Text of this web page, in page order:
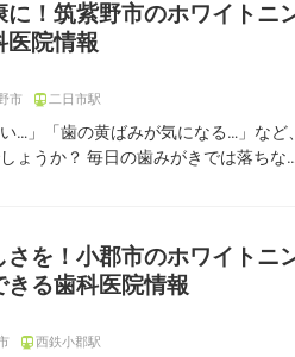
！筑紫野市のホワイトニ
医院情報
市 二日市駅
い…」「歯の黄ばみが気になる…」など
ょうか？ 毎日の歯みがきでは落ちな…
を！小郡市のホワイトニ
きる歯科医院情報
西鉄小郡駅